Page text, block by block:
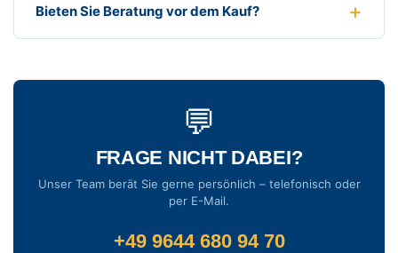
Bieten Sie Beratung vor dem Kauf?
💬
FRAGE NICHT DABEI?
Unser Team berät Sie gerne persönlich – telefonisch oder
per E-Mail.
+49 9644 680 94 70